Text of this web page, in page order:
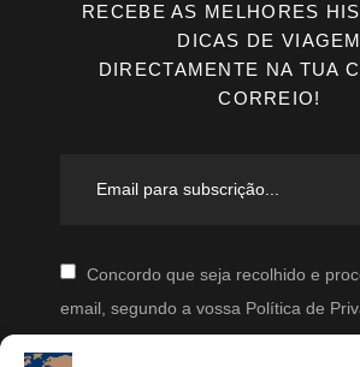
RECEBE AS MELHORES
DICAS DE VIAGEM
DIRECTAMENTE NA TUA
CORREIO!
Concordo que seja recolhido e
email, segundo a vossa Política de
modo a que posteriormente possam